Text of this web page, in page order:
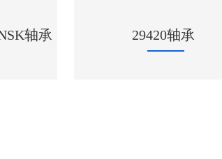
29420轴承